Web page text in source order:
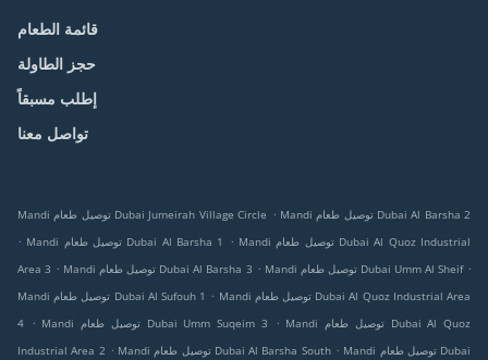
قائمة الطعام
حجز الطاولة
إطلب مسبقاً
تواصل معنا
Mandi توصيل طعام Dubai Jumeirah Village Circle .
Mandi توصيل طعام Dubai Al Barsha 2
.
Mandi توصيل طعام Dubai Al Barsha 1 . Mandi توصيل طعام Dubai Al Quoz Industrial
Area 3 . Mandi توصيل طعام Dubai Al Barsha 3 . Mandi توصيل طعام Dubai Umm Al Sheif .
Mandi توصيل طعام Dubai Al Sufouh 1 . Mandi توصيل طعام Dubai Al Quoz Industrial Area
4
. Mandi توصيل طعام Dubai Umm Suqeim 3 . Mandi توصيل طعام Dubai Al Quoz
Industrial Area 2 . Mandi توصيل طعام Dubai Al Barsha South . Mandi توصيل طعام Dubai